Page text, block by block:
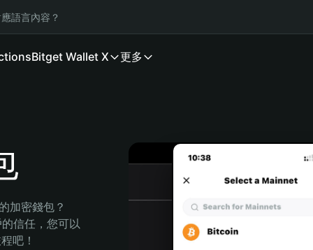
語言內容？
Bitget Wallet X 更多
加密錢包？
信任，您可以
吧！